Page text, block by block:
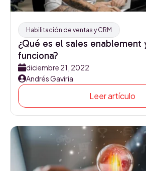
Habilitación de ventas y CRM
¿Qué es el sales enablement
funciona?
diciembre 21, 2022
Andrés Gaviria
Leer artículo